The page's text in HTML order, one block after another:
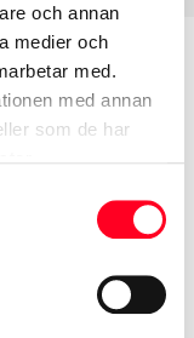
och annan
medier och
med.
med annan
som de har
om den fälg
årens lopp och
hade ut från